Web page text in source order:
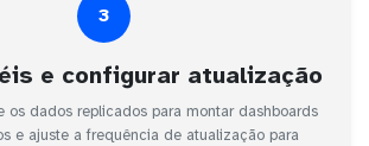
3
e configurar atualização
os dados replicados para montar dashboards
e ajuste a frequência de atualização para